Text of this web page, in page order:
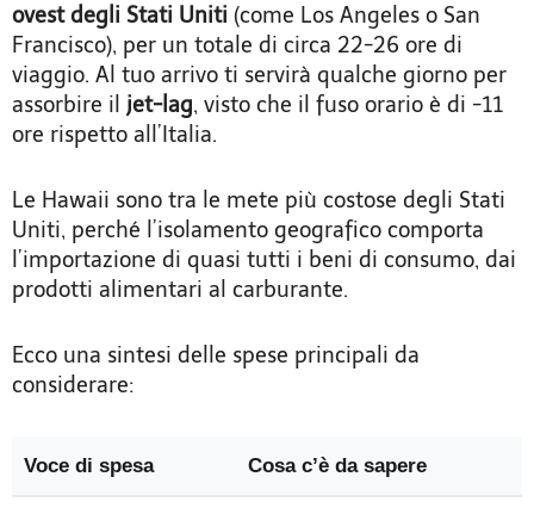
ovest degli Stati Uniti (come Los Angeles o San
Francisco), per un totale di circa 22-26 ore di
viaggio. Al tuo arrivo ti servirà qualche giorno per
assorbire il jet-lag, visto che il fuso orario è di -11
ore rispetto all’Italia.
Le Hawaii sono tra le mete più costose degli Stati
Uniti, perché l’isolamento geografico comporta
l’importazione di quasi tutti i beni di consumo, dai
prodotti alimentari al carburante.
Ecco una sintesi delle spese principali da
considerare:
Voce di spesa Cosa c’è da sapere